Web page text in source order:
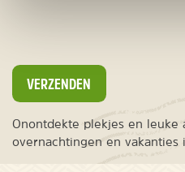
VERZENDEN
Onontdekte plekjes en leuke
overnachtingen en vakanties